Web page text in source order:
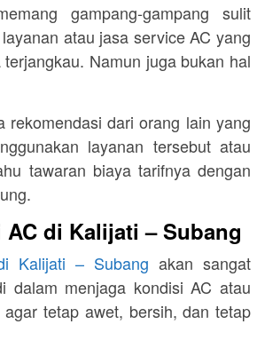
gampang-gampang sulit
atau jasa service AC yang
Namun juga bukan hal
rekomendasi dari orang lain yang
layanan tersebut atau
tawaran biaya tarifnya dengan
AC di Kalijati – Subang
Kalijati – Subang akan sangat
dalam menjaga kondisi AC atau
tetap awet, bersih, dan tetap